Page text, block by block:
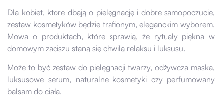
Dla kobiet, które dbają o pielęgnację i dobre samopoczucie,
zestaw kosmetyków będzie trafionym, eleganckim wyborem.
Mowa o produktach, które sprawią, że rytuały piękna w
domowym zaciszu staną się chwilą relaksu i luksusu.
Może to być zestaw do pielęgnacji twarzy, odżywcza maska,
luksusowe serum, naturalne kosmetyki czy perfumowany
balsam do ciała.